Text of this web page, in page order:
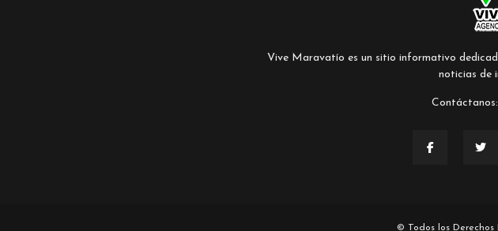
Vive Maravatío es un sitio informativo
noticias de
Contáctanos:
© Todos los Derechos